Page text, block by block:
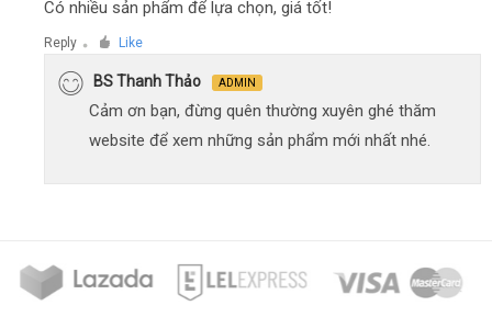
Có nhiều sản phẩm để lựa chọn, giá tốt!
Reply ● Like
BS Thanh Thảo ADMIN
Cảm ơn bạn, đừng quên thường xuyên ghé thăm
website để xem những sản phẩm mới nhất nhé.